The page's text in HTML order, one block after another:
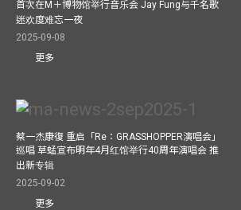
首次在M＋博物馆举行音乐会 Jay Fung与千名歌
迷欢度难忘一夜
2025-09-08
更多
蔡一杰康復 重启「Re：GRASSHOPPER演唱会」
巡唱 草蜢宣布明年4月红馆举行40周年演唱会 推
出新专辑
2025-09-02
更多